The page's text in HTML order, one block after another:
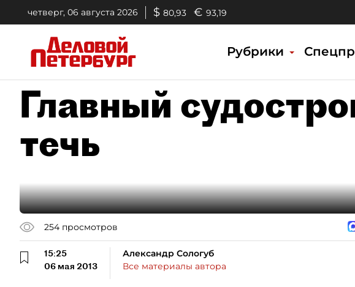
четверг, 06 августа 2026 $ 80,93 € 93,19
Рубрики
Главный
течь
254 просмотров
15:25
06 мая 2013
Александр Сологуб
Все материалы автора